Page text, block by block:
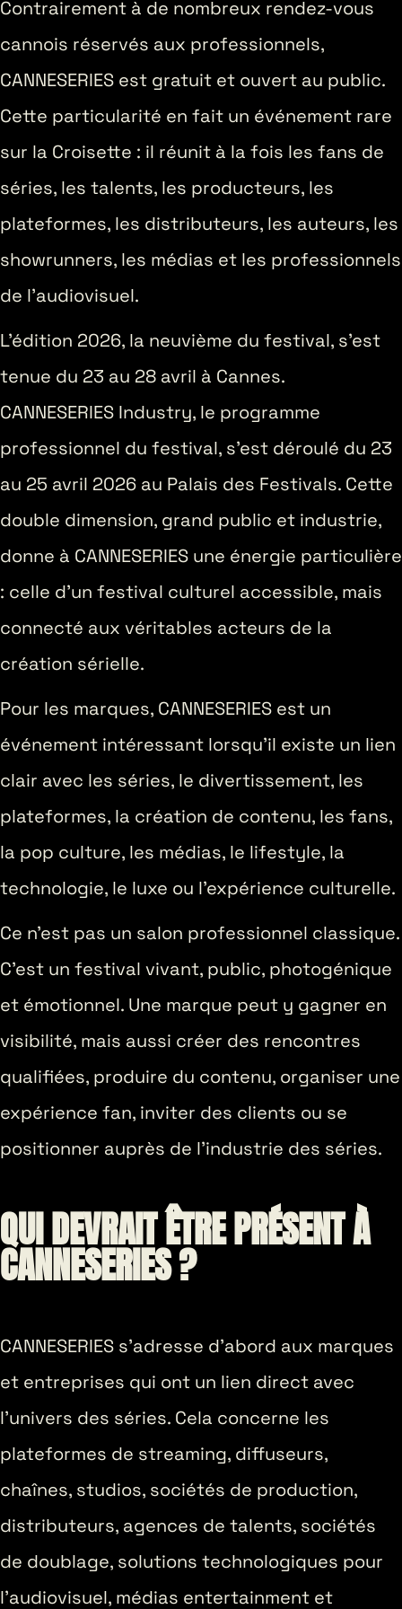
Contrairement à de nombreux rendez-vous
cannois réservés aux professionnels,
CANNESERIES est gratuit et ouvert au public.
Cette particularité en fait un événement rare
sur la Croisette : il réunit à la fois les fans de
séries, les talents, les producteurs, les
plateformes, les distributeurs, les auteurs, les
showrunners, les médias et les professionnels
de l’audiovisuel.
L’édition 2026, la neuvième du festival, s’est
tenue du 23 au 28 avril à Cannes.
CANNESERIES Industry, le programme
professionnel du festival, s’est déroulé du 23
au 25 avril 2026 au Palais des Festivals. Cette
double dimension, grand public et industrie,
donne à CANNESERIES une énergie particulière
: celle d’un festival culturel accessible, mais
connecté aux véritables acteurs de la
création sérielle.
Pour les marques, CANNESERIES est un
événement intéressant lorsqu’il existe un lien
clair avec les séries, le divertissement, les
plateformes, la création de contenu, les fans,
la pop culture, les médias, le lifestyle, la
technologie, le luxe ou l’expérience culturelle.
Ce n’est pas un salon professionnel classique.
C’est un festival vivant, public, photogénique
et émotionnel. Une marque peut y gagner en
visibilité, mais aussi créer des rencontres
qualifiées, produire du contenu, organiser une
expérience fan, inviter des clients ou se
positionner auprès de l’industrie des séries.
QUI DEVRAIT ÊTRE PRÉSENT À
CANNESERIES ?
CANNESERIES s’adresse d’abord aux marques
et entreprises qui ont un lien direct avec
l’univers des séries. Cela concerne les
plateformes de streaming, diffuseurs,
chaînes, studios, sociétés de production,
distributeurs, agences de talents, sociétés
de doublage, solutions technologiques pour
l’audiovisuel, médias entertainment et